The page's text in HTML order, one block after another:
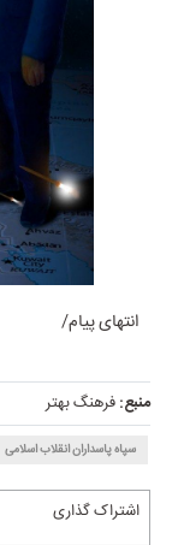
انتهای پیام/
منبع:فرهنگ بهتر
سپاه پاسداران انقلاب اسلامی
اشتراک گذاری